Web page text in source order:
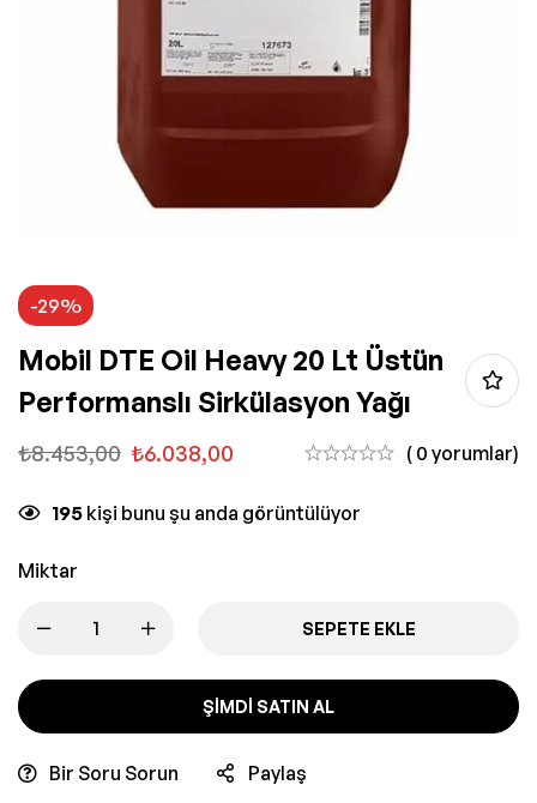
-29%
Mobil DTE Oil Heavy 20 Lt Üstün
Performanslı Sirkülasyon Yağı
₺8.453,00 ₺6.038,00 ( 0 yorumlar)
195 kişi bunu şu anda görüntülüyor
Miktar
SEPETE EKLE
ŞIMDI SATIN AL
Bir Soru Sorun Paylaş